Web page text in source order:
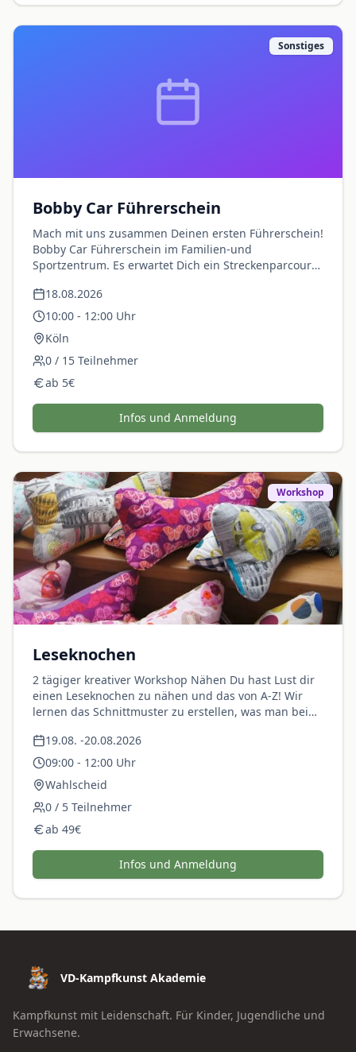
Sonstiges
Bobby Car Führerschein
Mach mit uns zusammen Deinen ersten Führerschein!
Bobby Car Führerschein im Familien-und
Sportzentrum. Es erwartet Dich ein Streckenparcours
Highlights.
18.08.2026
10:00 - 12:00 Uhr
Köln
0 / 15 Teilnehmer
ab 5€
Infos und Anmeldung
Workshop
Leseknochen
2 tägiger kreativer Workshop Nähen Du hast Lust dir
einen Leseknochen zu nähen und das von A-Z! Wir
lernen das Schnittmuster zu erstellen, was man beim
mit einer Nähmaschine umgeht, gerne darfst du
deine Nähmaschine mitbringen! Für Jungs und
Mädchen! Jeweils von 09:00-12:00 Uhr. Geleitet wird
der Workshop von Heike Lutter. Preis inklusive
Material
19.08. -20.08.2026
09:00 - 12:00 Uhr
Wahlscheid
0 / 5 Teilnehmer
ab 49€
Infos und Anmeldung
VD-Kampfkunst Akademie
Kampfkunst mit Leidenschaft. Für Kinder, Jugendliche und
Erwachsene.